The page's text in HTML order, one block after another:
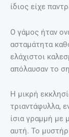
ίδιος είχε
Ο γάμος ήταν
ασταμάτητα
ελάχιστοι
απόλαυσαν το
Η μικρή
τριαντάφυλλα,
ίσια γραμμή με
αυτή. Το